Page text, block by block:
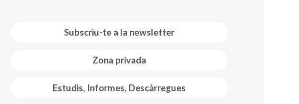
Subscriu-te a la newsletter
Zona privada
Estudis, Informes, Descàrregues